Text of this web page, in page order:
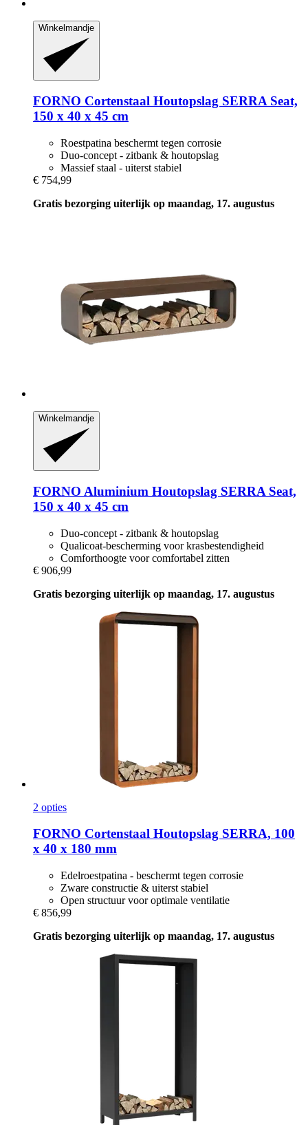
Winkelmandje
FORNO Cortenstaal Houtopslag SERRA Seat,
150 x 40 x 45 cm
Roestpatina beschermt tegen corrosie
Duo-concept - zitbank & houtopslag
Massief staal - uiterst stabiel
€ 754,99
Gratis bezorging uiterlijk op maandag, 17. augustus
Winkelmandje
FORNO Aluminium Houtopslag SERRA Seat,
150 x 40 x 45 cm
Duo-concept - zitbank & houtopslag
Qualicoat-bescherming voor krasbestendigheid
Comforthoogte voor comfortabel zitten
€ 906,99
Gratis bezorging uiterlijk op maandag, 17. augustus
2 opties
FORNO Cortenstaal Houtopslag SERRA, 100
x 40 x 180 mm
Edelroestpatina - beschermt tegen corrosie
Zware constructie & uiterst stabiel
Open structuur voor optimale ventilatie
€ 856,99
Gratis bezorging uiterlijk op maandag, 17. augustus